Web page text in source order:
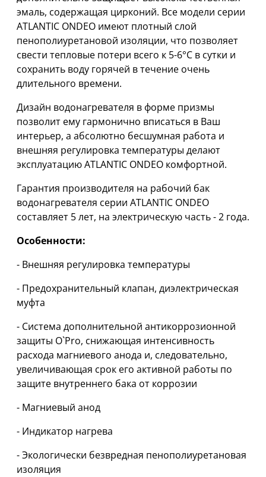
эмаль, содержащая цирконий. Все модели серии
ATLANTIC ONDEO имеют плотный слой
пенополиуретановой изоляции, что позволяет
свести тепловые потери всего к 5-6°C в сутки и
сохранить воду горячей в течение очень
длительного времени.
Дизайн водонагревателя в форме призмы
позволит ему гармонично вписаться в Ваш
интерьер, а абсолютно бесшумная работа и
внешняя регулировка температуры делают
эксплуатацию ATLANTIC ONDEO комфортной.
Гарантия производителя на рабочий бак
водонагревателя серии ATLANTIC ONDEO
составляет 5 лет, на электрическую часть - 2 года.
Особенности:
- Внешняя регулировка температуры
- Предохранительный клапан, диэлектрическая
муфта
- Система дополнительной антикоррозионной
защиты O`Pro, снижающая интенсивность
расхода магниевого анода и, следовательно,
увеличивающая срок его активной работы по
защите внутреннего бака от коррозии
- Магниевый анод
- Индикатор нагрева
- Экологически безвредная пенополиуретановая
изоляция